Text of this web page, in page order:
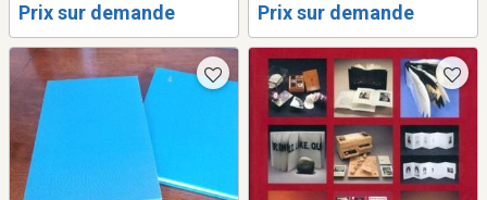
Prix sur demande Prix sur demande